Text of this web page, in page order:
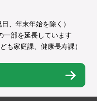
、年末年始を除く）
一部を延長しています
も家庭課、健康長寿課）